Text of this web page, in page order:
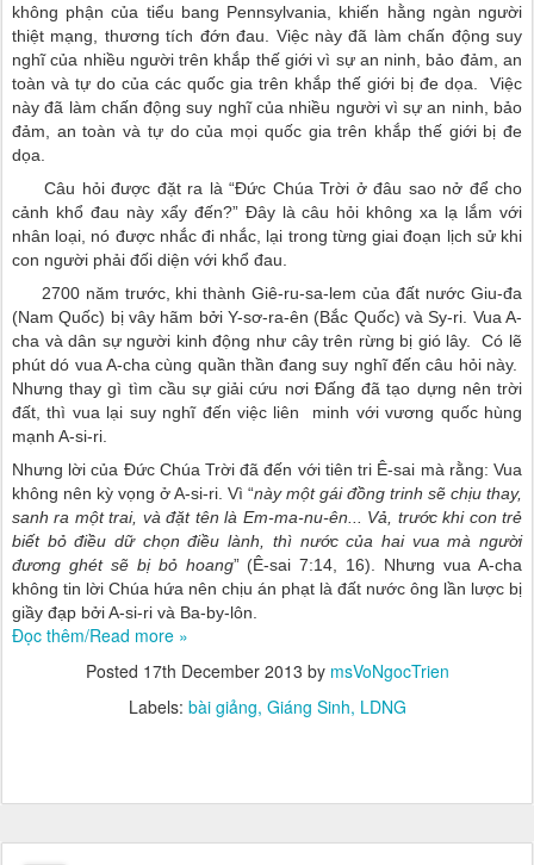
không phận của tiểu bang Pennsylvania, khiến hằng ngàn người
thiệt mạng, thương tích đớn đau. Việc này đã làm chấn động suy
nghĩ của nhiều người trên khắp thế giới vì sự an ninh, bảo đảm, an
toàn và tự do của các quốc gia trên khắp thế giới bị đe dọa. Việc
này đã làm chấn động suy nghĩ của nhiều người vì sự an ninh, bảo
đảm, an toàn và tự do của mọi quốc gia trên khắp thế giới bị đe
dọa.
Câu hỏi được đặt ra là “Đức Chúa Trời ở đâu sao nở để cho
cảnh khổ đau này xẩy đến?” Đây là câu hỏi không xa lạ lắm với
nhân loại, nó được nhắc đi nhắc, lại trong từng giai đoạn lịch sử khi
con người phải đối diện với khổ đau.
2700 năm trước, khi thành Giê-ru-sa-lem của đất nước Giu-đa
(Nam Quốc) bị vây hãm bởi Y-sơ-ra-ên (Bắc Quốc) và Sy-ri. Vua A-
cha và dân sự người kinh động như cây trên rừng bị gió lây. Có lẽ
phút dó vua A-cha cùng quần thần đang suy nghĩ đến câu hỏi này.
Nhưng thay gì tìm cầu sự giải cứu nơi Đấng đã tạo dựng nên trời
đất, thì vua lại suy nghĩ đến việc liên minh với vương quốc hùng
mạnh A-si-ri.
Nhưng lời của Đức Chúa Trời đã đến với tiên tri Ê-sai mà rằng: Vua
không nên kỳ vọng ở A-si-ri. Vì “này một gái đồng trinh sẽ chịu thay,
sanh ra một trai, và đặt tên là Em-ma-nu-ên... Vả, trước khi con trẻ
biết bỏ điều dữ chọn điều lành, thì nước của hai vua mà người
đương ghét sẽ bị bỏ hoang” (Ê-sai 7:14, 16). Nhưng vua A-cha
không tin lời Chúa hứa nên chịu án phạt là đất nước ông lần lược bị
giầy đạp bởi A-si-ri và Ba-by-lôn.
Đọc thêm/Read more »
Posted 17th December 2013 by msVoNgocTrien
Labels: bài giảng Giáng Sinh LDNG